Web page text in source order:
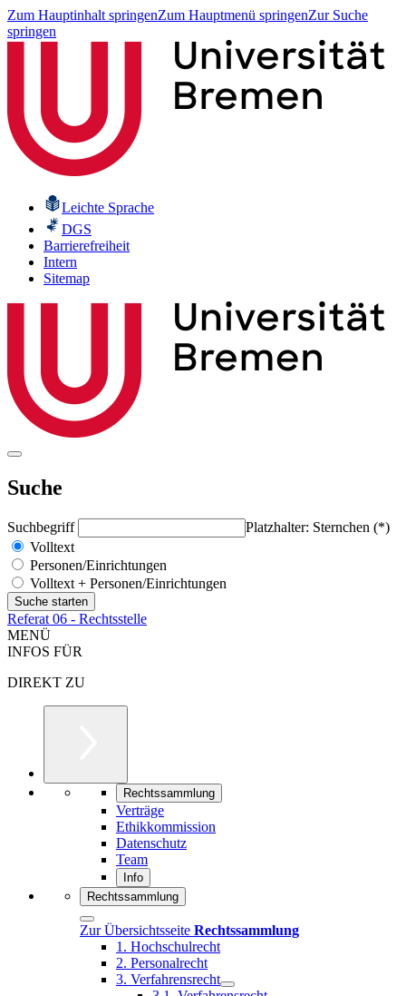
Zum Hauptinhalt springenZum Hauptmenü springenZur Suche
springen
Leichte Sprache
DGS
Barrierefreiheit
Intern
Sitemap
Suche
Suchbegriff
Platzhalter: Sternchen (*)
Volltext
Personen/Einrichtungen
Volltext + Personen/Einrichtungen
Referat 06 - Rechtsstelle
MENÜ
INFOS FÜR
DIREKT ZU
Rechtssammlung
Verträge
Ethikkommission
Datenschutz
Team
Info
Rechtssammlung
Zur Übersichtsseite Rechtssammlung
1. Hochschulrecht
2. Personalrecht
3. Verfahrensrecht